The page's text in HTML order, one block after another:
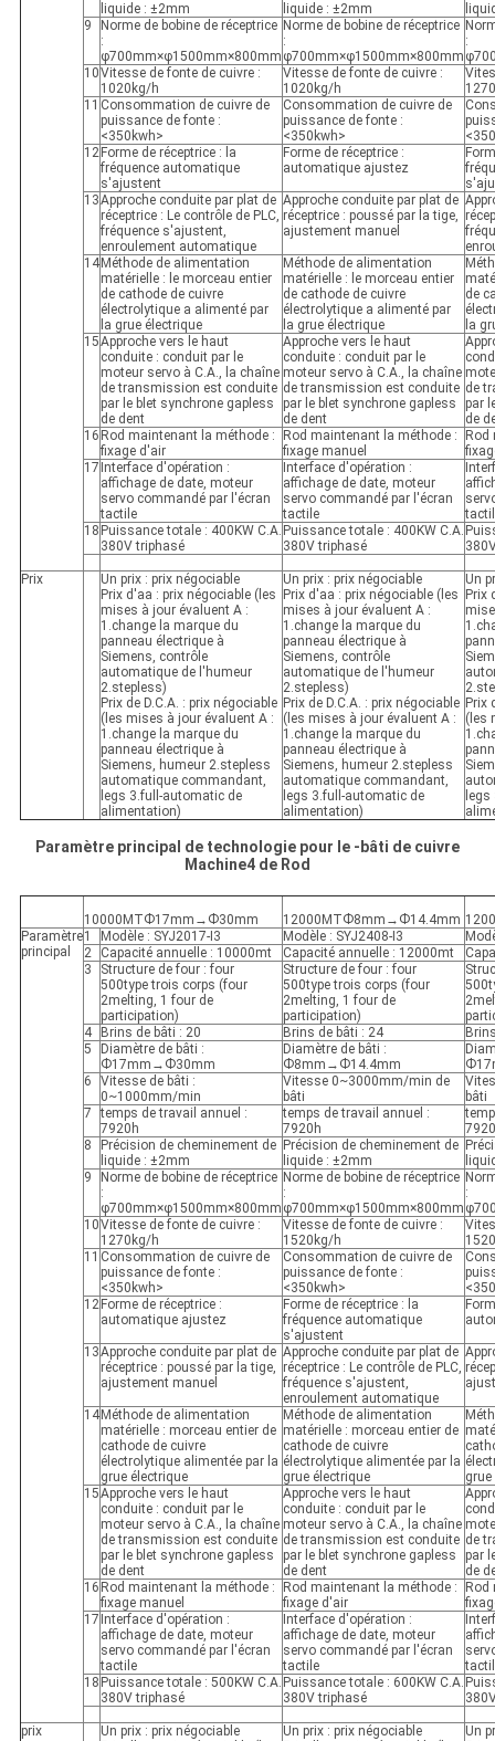
liquide : ±2mm
liquide : ±2mm
9
Norme de bobine de réceptrice
:
φ700mm×φ1500mm×800mm
Norme de bobine de réceptrice
:
φ700mm×φ1500mm×800mm
:
10Vitesse de fonte de cuivre :
1020kg/h
Vitesse de fonte de cuivre :
1020kg/h
11 Consommation de cuivre de
puissance de fonte :
<350kwh>
Consommation de cuivre de
puissance de fonte :
<350kwh>
12 Forme de réceptrice : la
fréquence automatique
s'ajustent
Forme de réceptrice :
automatique ajustez
13Approche conduite par plat de
réceptrice : Le contrôle de PLC,
fréquence s'ajustent,
enroulement automatique
Approche conduite par plat de
réceptrice : poussé par la tige,
ajustement manuel
14 Méthode de alimentation
matérielle : le morceau entier
de cathode de cuivre
électrolytique a alimenté par
la grue électrique
Méthode de alimentation
matérielle : le morceau entier
de cathode de cuivre
électrolytique a alimenté par
la grue électrique
de
la
15Approche vers le haut
conduite : conduit par le
moteur servo à C.A., la chaîne
de transmission est conduite
par le blet synchrone gapless
de dent
Approche vers le haut
conduite : conduit par le
moteur servo à C.A., la chaîne
de transmission est conduite
par le blet synchrone gapless
de dent
de
par
de
16 Rod maintenant la méthode :
fixage d'air
Rod maintenant la méthode :
fixage manuel
Rod
17 Interface d'opération :
affichage de date, moteur
servo commandé par l'écran
tactile
Interface d'opération :
affichage de date, moteur
servo commandé par l'écran
tactile
18 Puissance totale : 400KW C.A.
380V triphasé
Puissance totale : 400KW C.A.
380V triphasé
Prix
Un prix : prix négociable
Prix d'aa : prix négociable (les
mises à jour évaluent A :
1.change la marque du
panneau électrique à
Siemens, contrôle
automatique de l'humeur
2.stepless)
Prix de D.C.A. : prix négociable
(les mises à jour évaluent A :
1.change la marque du
panneau électrique à
Siemens, humeur 2.stepless
automatique commandant,
legs 3.full-automatic de
alimentation)
Un prix : prix négociable
Prix d'aa : prix négociable (les
mises à jour évaluent A :
1.change la marque du
panneau électrique à
Siemens, contrôle
automatique de l'humeur
2.stepless)
Prix de D.C.A. : prix négociable
(les mises à jour évaluent A :
1.change la marque du
panneau électrique à
Siemens, humeur 2.stepless
automatique commandant,
legs 3.full-automatic de
alimentation)
Un
Prix
Prix
(les
Paramètre principal de technologie pour le -bâti de cuivre
Machine4 de Rod
10000MTФ17mm→Ф30mm 12000MTФ8mm→Ф14.4mm
Paramètre
principal
1 Modèle : SYJ2017-I3 Modèle : SYJ2408-I3
2
Capacité annuelle : 10000mt Capacité annuelle : 12000mt
3
Structure de four : four
500type trois corps (four
2melting, 1 four de
participation)
Structure de four : four
500type trois corps (four
2melting, 1 four de
participation)
4
Brins de bâti : 20 Brins de bâti : 24
5
Diamètre de bâti :
Ф17mm→Ф30mm
Diamètre de bâti :
Ф8mm→Ф14.4mm
6
Vitesse de bâti :
0~1000mm/min
Vitesse 0~3000mm/min de
bâti
bâti
7
temps de travail annuel :
7920h
temps de travail annuel :
7920h
8
Précision de cheminement de
liquide : ±2mm
Précision de cheminement de
liquide : ±2mm
9
Norme de bobine de réceptrice
:
φ700mm×φ1500mm×800mm
Norme de bobine de réceptrice
:
φ700mm×φ1500mm×800mm
:
10Vitesse de fonte de cuivre :
1270kg/h
Vitesse de fonte de cuivre :
1520kg/h
11 Consommation de cuivre de
puissance de fonte :
<350kwh>
Consommation de cuivre de
puissance de fonte :
<350kwh>
12 Forme de réceptrice :
automatique ajustez
Forme de réceptrice : la
fréquence automatique
s'ajustent
13Approche conduite par plat de
réceptrice : poussé par la tige,
ajustement manuel
Approche conduite par plat de
réceptrice : Le contrôle de PLC,
fréquence s'ajustent,
enroulement automatique
14 Méthode de alimentation
matérielle : morceau entier de
cathode de cuivre
électrolytique alimentée par la
grue électrique
Méthode de alimentation
matérielle : morceau entier de
cathode de cuivre
électrolytique alimentée par la
grue électrique
grue
15Approche vers le haut
conduite : conduit par le
moteur servo à C.A., la chaîne
de transmission est conduite
par le blet synchrone gapless
de dent
Approche vers le haut
conduite : conduit par le
moteur servo à C.A., la chaîne
de transmission est conduite
par le blet synchrone gapless
de dent
de
par
de
16 Rod maintenant la méthode :
fixage manuel
Rod maintenant la méthode :
fixage d'air
Rod
17 Interface d'opération :
affichage de date, moteur
servo commandé par l'écran
tactile
Interface d'opération :
affichage de date, moteur
servo commandé par l'écran
tactile
18 Puissance totale : 500KW C.A.
380V triphasé
Puissance totale : 600KW C.A.
380V triphasé
prix
Un prix : prix négociable
Un prix : prix négociable
Un